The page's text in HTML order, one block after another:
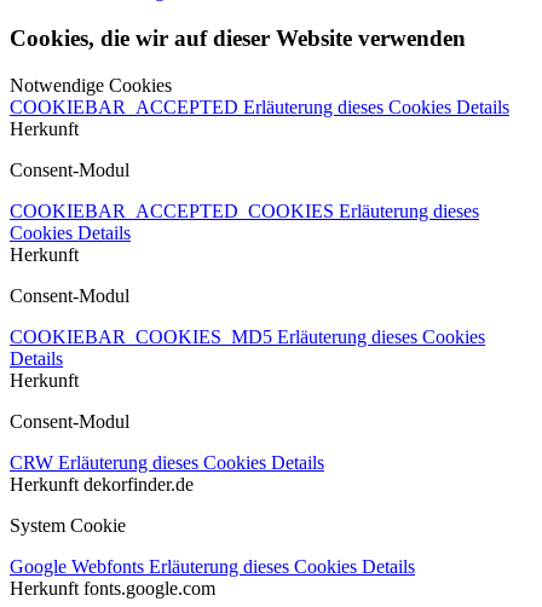
Cookies, die wir auf dieser Website verwenden
Notwendige Cookies
COOKIEBAR_ACCEPTED Erläuterung dieses Cookies Details
Herkunft
Consent-Modul
COOKIEBAR_ACCEPTED_COOKIES Erläuterung dieses
Cookies Details
Herkunft
Consent-Modul
COOKIEBAR_COOKIES_MD5 Erläuterung dieses Cookies
Details
Herkunft
Consent-Modul
CRW Erläuterung dieses Cookies Details
Herkunft dekorfinder.de
System Cookie
Google Webfonts Erläuterung dieses Cookies Details
Herkunft fonts.google.com